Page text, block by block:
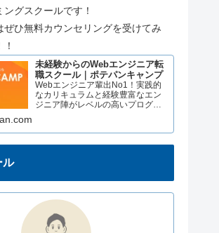
ングスクールです！
ぜひ無料カウンセリングを受けてみ
未経験からのWebエンジニア転
職スクール｜ポテパンキャンプ
Webエンジニア輩出No1！実践的
なカリキュラムと経験豊富なエン
ジニア陣がレベルの高いプログラ
グ学習からエンジニア転職までま
るっとサポートいたします！
ル